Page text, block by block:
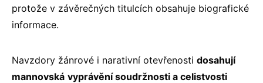
protože v závěrečných titulcích obsahuje biografické
informace.
Navzdory žánrové i narativní otevřenosti dosahují
mannovská vyprávění soudržnosti a celistvosti